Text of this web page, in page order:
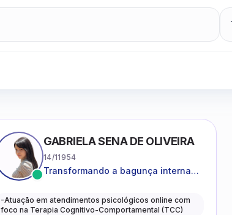
GABRIELA SENA DE OLIVEIRA
14/11954
Transformando a bagunça interna
leveza e caminhos mais gentis para
se viver.
-Atuação em atendimentos psicológicos online com
foco na Terapia Cognitivo-Comportamental (TCC)